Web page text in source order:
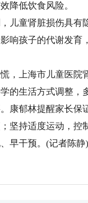
降低饮食风险。
童肾脏损伤具有
响孩子的代谢发
上海市儿童医院
的生活方式调整
康郁林提醒家长
坚持适度运动，控
早干预。(记者陈静)